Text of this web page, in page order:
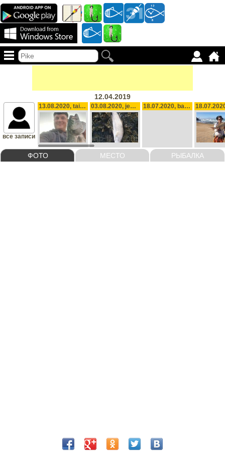
12.04.2019
ФОТО МЕСТО РЫБАЛКА
все записи
13.08.2020, tailor , 2.16 kg 03.08.2020, jewfish, 5.5 kg 18.07.2020, bag for weekend 20, biggest 0.880g, 11.48 kg